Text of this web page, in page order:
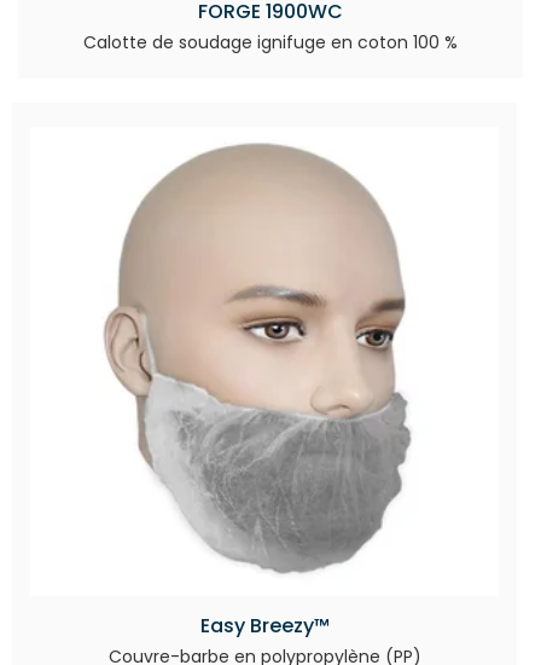
FORGE 1900WC
Calotte de soudage ignifuge en coton 100 %
Easy Breezy™
Couvre-barbe en polypropylène (PP)